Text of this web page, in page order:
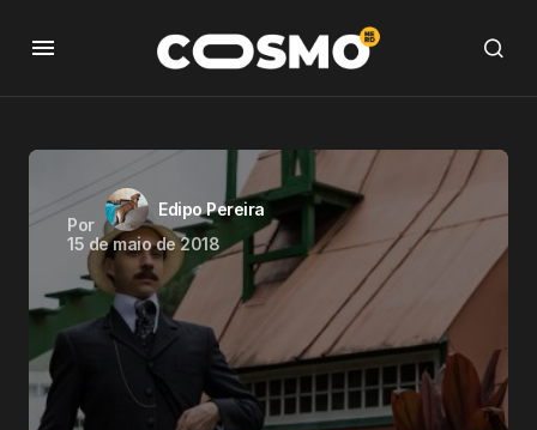
Por
Edipo Pereira
15 de maio de 2018